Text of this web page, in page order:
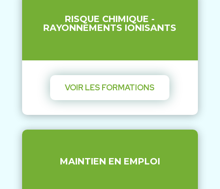
RISQUE CHIMIQUE -
RAYONNEMENTS IONISANTS
VOIR LES FORMATIONS
MAINTIEN EN EMPLOI